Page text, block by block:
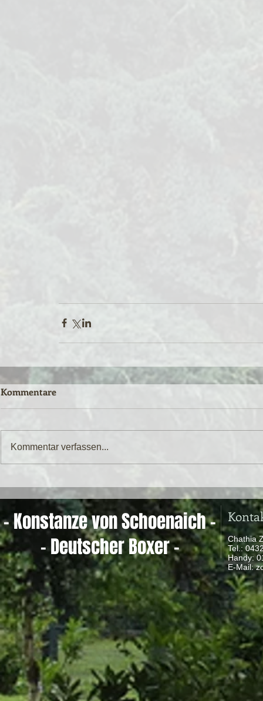
Kommentare
Kommentar verfassen...
- Konstanze von Schoenaich -
- Deutscher Boxer -
Chathia
Tel.:
Handy:
​ E-Mail: